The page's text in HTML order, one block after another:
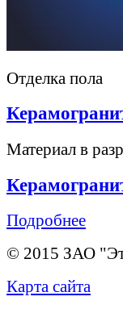
Отделка пола
Материал в
Подробнее
© 2015 ЗАО
Карта сайта